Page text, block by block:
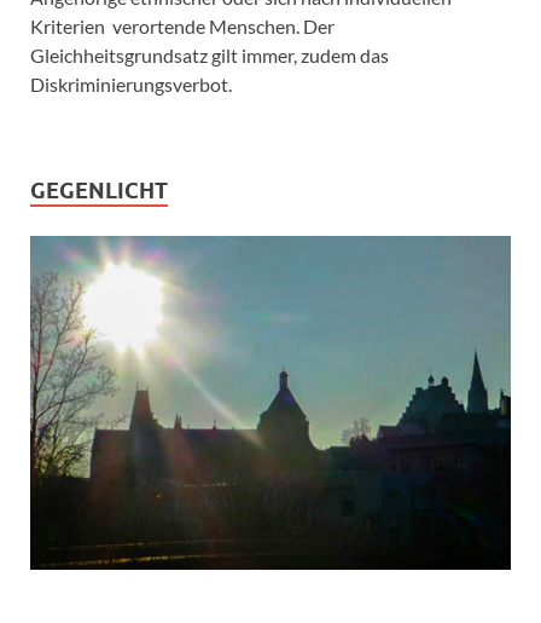
Kriterien verortende Menschen. Der
Gleichheitsgrundsatz gilt immer, zudem das
Diskriminierungsverbot.
GEGENLICHT